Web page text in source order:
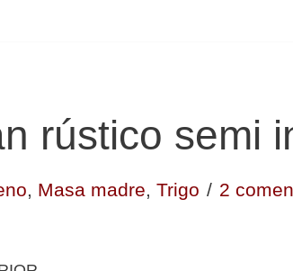
rústico semi
, Masa madre, Trigo 2